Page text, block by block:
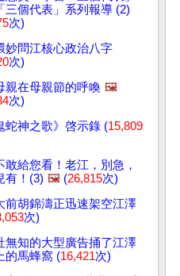
三個代表」系列報導 (2)
次)
妙問江核心政治八字
次)
親在母親節的呼喚 🖼️
次)
蛇神之歌》啓示錄 (15,809
敢給您看！老江，別急，
有！(3) 🖼️ (26,815次)
前胡錦濤正迅速架空江澤
次)
無知的大型廣告捅了江澤
的馬蜂窩 (16,421次)